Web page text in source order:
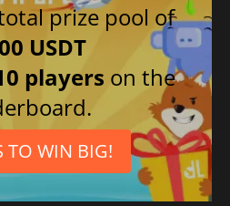
prize pool of
USDT
players on the
TO WIN BIG!